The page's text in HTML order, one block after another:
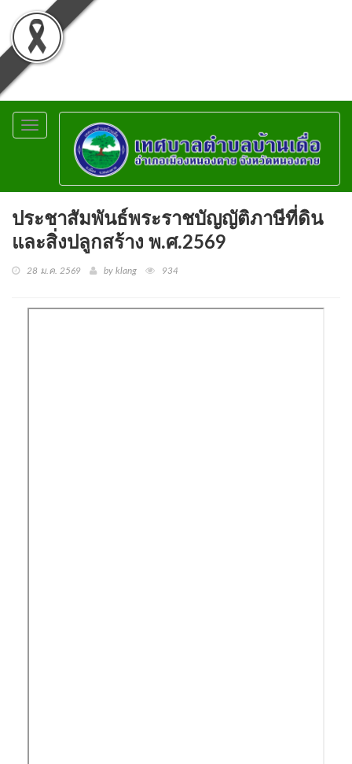
Toggle
navigation
ประชาสัมพันธ์พระราชบัญญัติภาษีที่ดิน
และสิ่งปลูกสร้าง พ.ศ.2569
28 ม.ค. 2569 by klang 934